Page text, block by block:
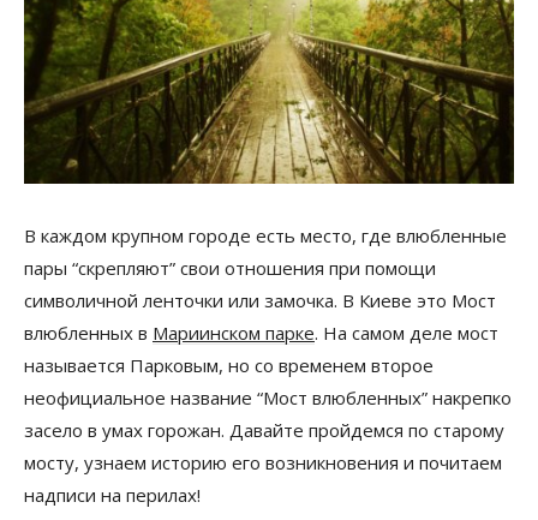
В каждом крупном городе есть место, где влюбленные
пары “скрепляют” свои отношения при помощи
символичной ленточки или замочка. В Киеве это Мост
влюбленных в Мариинском парке. На самом деле мост
называется Парковым, но со временем второе
неофициальное название “Мост влюбленных” накрепко
засело в умах горожан. Давайте пройдемся по старому
мосту, узнаем историю его возникновения и почитаем
надписи на перилах!